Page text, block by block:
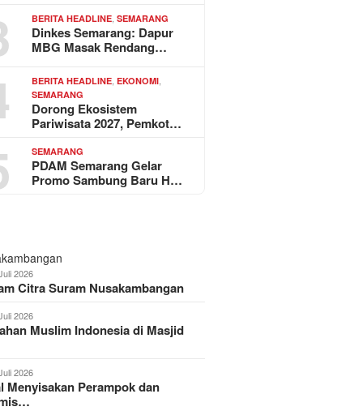
BERITA HEADLINE ,SEMARANG
Dinkes Semarang: Dapur
MBG Masak Rendang…
BERITA HEADLINE ,EKONOMI
SEMARANG
Dorong Ekosistem
Pariwisata 2027, Pemkot…
SEMARANG
PDAM Semarang Gelar
Promo Sambung Baru H…
2026
Citra Suram Nusakambangan
2026
Muslim Indonesia di Masjid
2026
Menyisakan Perampok dan